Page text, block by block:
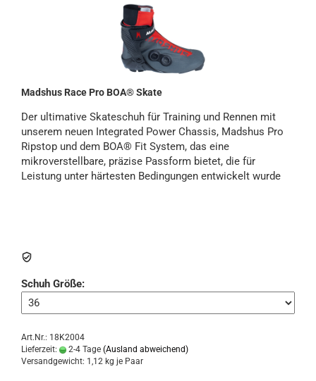
Madshus Race Pro BOA® Skate
Der ultimative Skateschuh für Training und Rennen mit
unserem neuen Integrated Power Chassis, Madshus Pro
Ripstop und dem BOA® Fit System, das eine
mikroverstellbare, präzise Passform bietet, die für
Leistung unter härtesten Bedingungen entwickelt wurde
Schuh Größe:
Art.Nr.: 18K2004
Lieferzeit:
2-4 Tage (Ausland abweichend)
Versandgewicht: 1,12 kg je Paar